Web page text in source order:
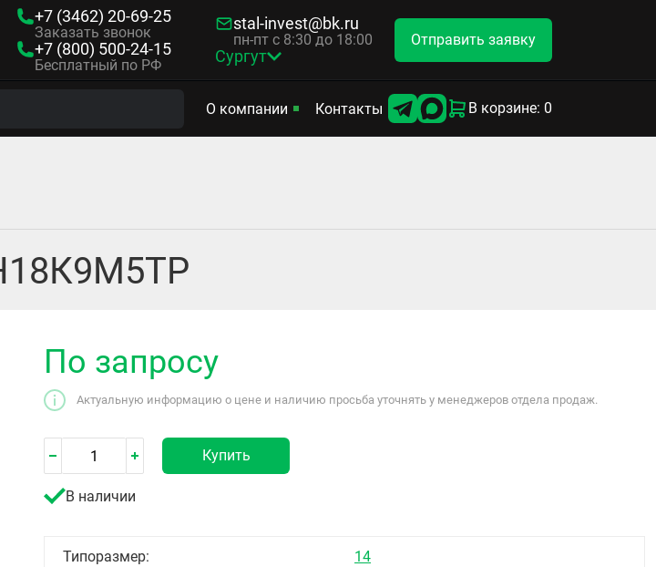
+7 (3462) 20-69-25
Заказать звонок
+7 (800) 500-24-15
Бесплатный по РФ
stal-invest@bk.ru
пн-пт с 8:30 до 18:00
Сургут
Отправить заявку
О компании Контакты В корзине: 0
По запросу
Актуальную информацию о цене и наличию просьба уточнять у менеджеров отдела продаж.
Купить
В наличии
Типоразмер: 14